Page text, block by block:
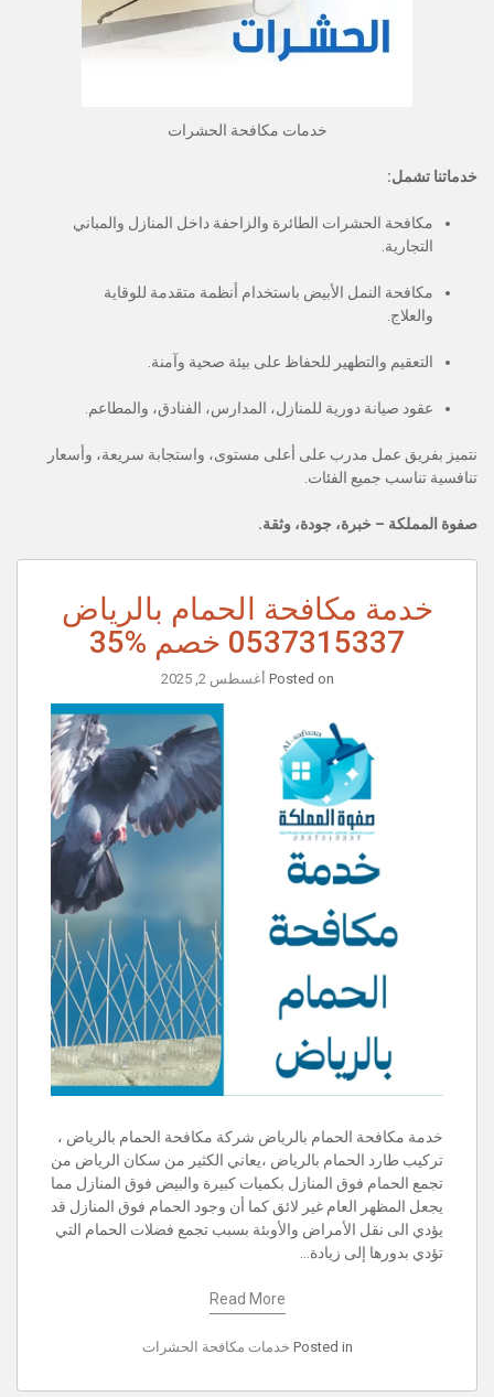
خدمات مكافحة الحشرات
خدماتنا تشمل:
مكافحة الحشرات الطائرة والزاحفة داخل المنازل والمباني
التجارية.
مكافحة النمل الأبيض باستخدام أنظمة متقدمة للوقاية
والعلاج.
التعقيم والتطهير للحفاظ على بيئة صحية وآمنة.
عقود صيانة دورية للمنازل، المدارس، الفنادق، والمطاعم.
نتميز بفريق عمل مدرب على أعلى مستوى، واستجابة سريعة، وأسعار
تنافسية تناسب جميع الفئات.
صفوة المملكة – خبرة، جودة، وثقة.
خدمة مكافحة الحمام بالرياض
0537315337 خصم %35
Posted on أغسطس 2, 2025
خدمة مكافحة الحمام بالرياض شركة مكافحة الحمام بالرياض ،
تركيب طارد الحمام بالرياض ،يعاني الكثير من سكان الرياض من
تجمع الحمام فوق المنازل بكميات كبيرة والبيض فوق المنازل مما
يجعل المظهر العام غير لائق كما أن وجود الحمام فوق المنازل قد
يؤدي الى نقل الأمراض والأوبئة بسبب تجمع فضلات الحمام التي
تؤدي بدورها إلى زيادة…
Read More
Posted in خدمات مكافحة الحشرات